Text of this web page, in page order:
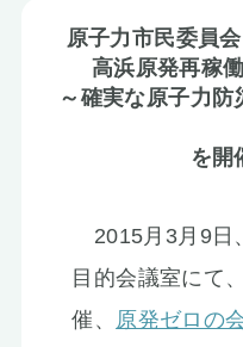
Q&A
原子力市民
活動報告
原子力市民委員
高浜原発再稼
～確実な原子力
を開
2015月3月9日
目的会議室にて
催、 原発ゼロの